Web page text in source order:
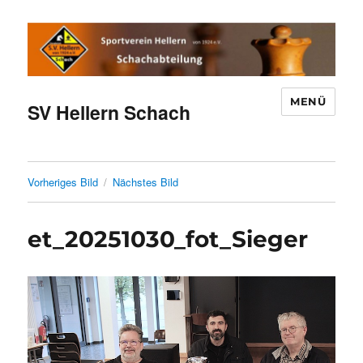
SV Hellern Schach MENÜ
Vorheriges Bild Nächstes Bild
et_20251030_fot_Sieger